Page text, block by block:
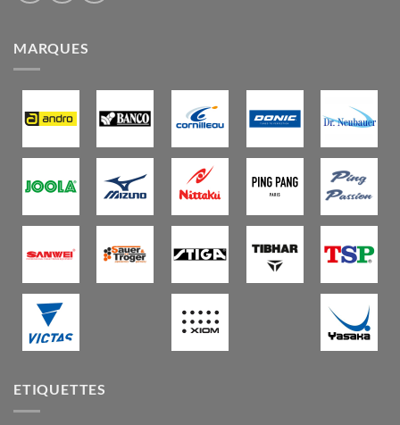
MARQUES
ETIQUETTES